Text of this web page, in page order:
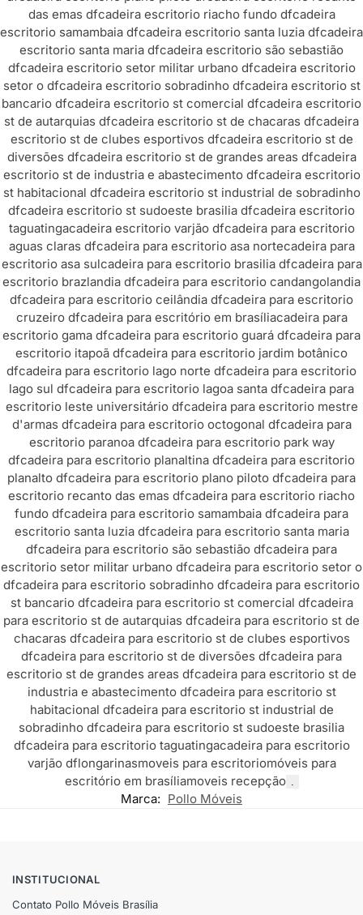
das emas dfcadeira escritorio riacho fundo dfcadeira
escritorio samambaia dfcadeira escritorio santa luzia dfcadeira
escritorio santa maria dfcadeira escritorio são sebastião
dfcadeira escritorio setor militar urbano dfcadeira escritorio
setor o dfcadeira escritorio sobradinho dfcadeira escritorio st
bancario dfcadeira escritorio st comercial dfcadeira escritorio
st de autarquias dfcadeira escritorio st de chacaras dfcadeira
escritorio st de clubes esportivos dfcadeira escritorio st de
diversões dfcadeira escritorio st de grandes areas dfcadeira
escritorio st de industria e abastecimento dfcadeira escritorio
st habitacional dfcadeira escritorio st industrial de sobradinho
dfcadeira escritorio st sudoeste brasilia dfcadeira escritorio
taguatingacadeira escritorio varjão dfcadeira para escritorio
aguas claras dfcadeira para escritorio asa nortecadeira para
escritorio asa sulcadeira para escritorio brasilia dfcadeira para
escritorio brazlandia dfcadeira para escritorio candangolandia
dfcadeira para escritorio ceilândia dfcadeira para escritorio
cruzeiro dfcadeira para escritório em brasíliacadeira para
escritorio gama dfcadeira para escritorio guará dfcadeira para
escritorio itapoã dfcadeira para escritorio jardim botânico
dfcadeira para escritorio lago norte dfcadeira para escritorio
lago sul dfcadeira para escritorio lagoa santa dfcadeira para
escritorio leste universitário dfcadeira para escritorio mestre
d'armas dfcadeira para escritorio octogonal dfcadeira para
escritorio paranoa dfcadeira para escritorio park way
dfcadeira para escritorio planaltina dfcadeira para escritorio
planalto dfcadeira para escritorio plano piloto dfcadeira para
escritorio recanto das emas dfcadeira para escritorio riacho
fundo dfcadeira para escritorio samambaia dfcadeira para
escritorio santa luzia dfcadeira para escritorio santa maria
dfcadeira para escritorio são sebastião dfcadeira para
escritorio setor militar urbano dfcadeira para escritorio setor o
dfcadeira para escritorio sobradinho dfcadeira para escritorio
st bancario dfcadeira para escritorio st comercial dfcadeira
para escritorio st de autarquias dfcadeira para escritorio st de
chacaras dfcadeira para escritorio st de clubes esportivos
dfcadeira para escritorio st de diversões dfcadeira para
escritorio st de grandes areas dfcadeira para escritorio st de
industria e abastecimento dfcadeira para escritorio st
habitacional dfcadeira para escritorio st industrial de
sobradinho dfcadeira para escritorio st sudoeste brasilia
dfcadeira para escritorio taguatingacadeira para escritorio
varjão dflongarinasmoveis para escritoriomóveis para
escritório em brasíliamoveis recepção
Marca: Pollo Móveis
INSTITUCIONAL
Contato Pollo Móveis Brasília